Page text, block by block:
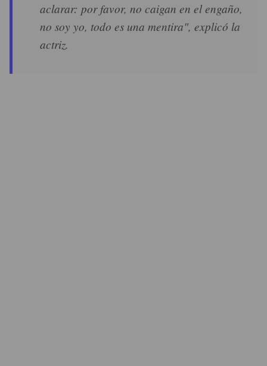
aclarar: por favor, no caigan en el engaño,
no soy yo, todo es una mentira", explicó la
actriz.